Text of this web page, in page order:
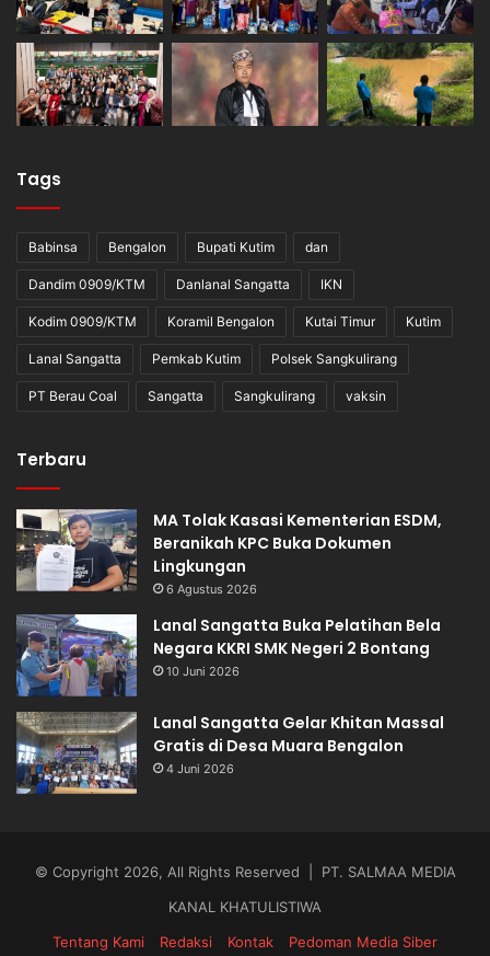
Tags
Babinsa Bengalon Bupati Kutim dan
Dandim 0909/KTM Danlanal Sangatta IKN
Kodim 0909/KTM Koramil Bengalon Kutai Timur Kutim
Lanal Sangatta Pemkab Kutim Polsek Sangkulirang
PT Berau Coal Sangatta Sangkulirang vaksin
Terbaru
MA Tolak Kasasi Kementerian ESDM,
Beranikah KPC Buka Dokumen
Lingkungan
6 Agustus 2026
Lanal Sangatta Buka Pelatihan Bela
Negara KKRI SMK Negeri 2 Bontang
10 Juni 2026
Lanal Sangatta Gelar Khitan Massal
Gratis di Desa Muara Bengalon
4 Juni 2026
© Copyright 2026, All Rights Reserved | PT. SALMAA MEDIA
KANAL KHATULISTIWA
Tentang Kami
Redaksi Kontak Pedoman Media Siber